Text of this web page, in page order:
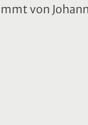
von